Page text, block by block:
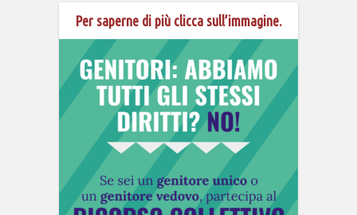
Per saperne di più clicca sull’immagine.